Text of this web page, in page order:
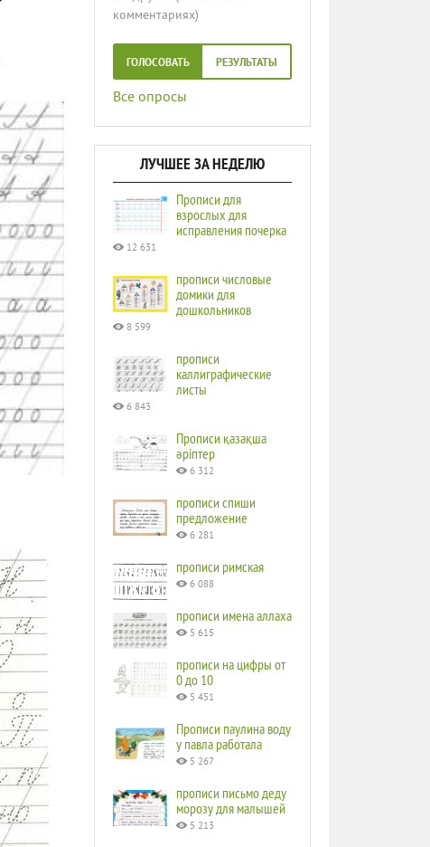
комментариях)
ГОЛОСОВАТЬ РЕЗУЛЬТАТЫ
Все опросы
ЛУЧШЕЕ ЗА НЕДЕЛЮ
Прописи для
взрослых для
исправления почерка
12 631
прописи числовые
домики для
дошкольников
8 599
прописи
каллиграфические
листы
6 843
Прописи қазақша
әріптер
6 312
прописи спиши
предложение
6 281
прописи римская
6 088
прописи имена аллаха
5 615
прописи на цифры от
0 до 10
5 451
Прописи паулина воду
у павла работала
5 267
прописи письмо деду
морозу для малышей
5 213